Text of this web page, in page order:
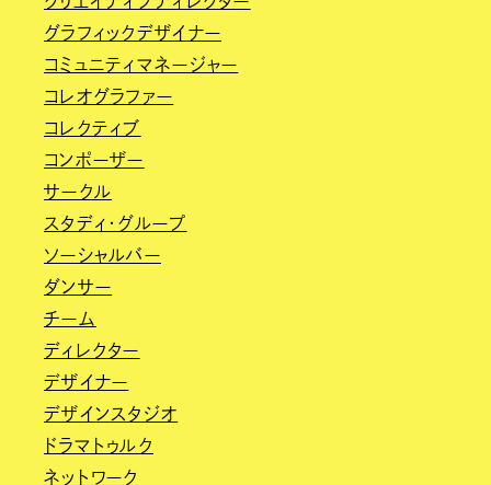
グラフィックデザイナー
コミュニティマネージャー
コレオグラファー
コレクティブ
コンポーザー
サークル
スタディ・グループ
ソーシャルバー
ダンサー
チーム
ディレクター
デザイナー
デザインスタジオ
ドラマトゥルク
ネットワーク